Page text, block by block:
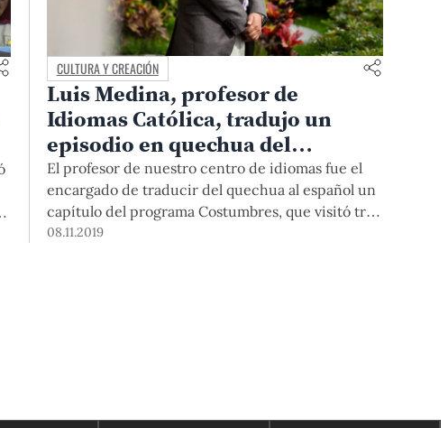
CULTURA Y CREACIÓN
Luis Medina, profesor de
Idiomas Católica, tradujo un
episodio en quechua del
programa Costumbres
El profesor de nuestro centro de idiomas fue el
encargado de traducir del quechua al español un
capítulo del programa Costumbres, que visitó tres
comunidades de Cuzco.
08.11.2019